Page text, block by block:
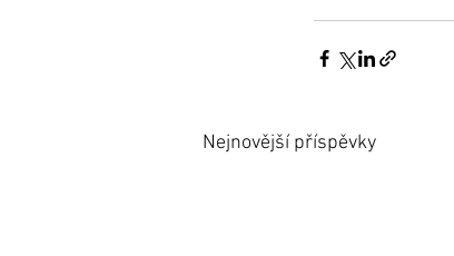
Nejnovější příspěvky